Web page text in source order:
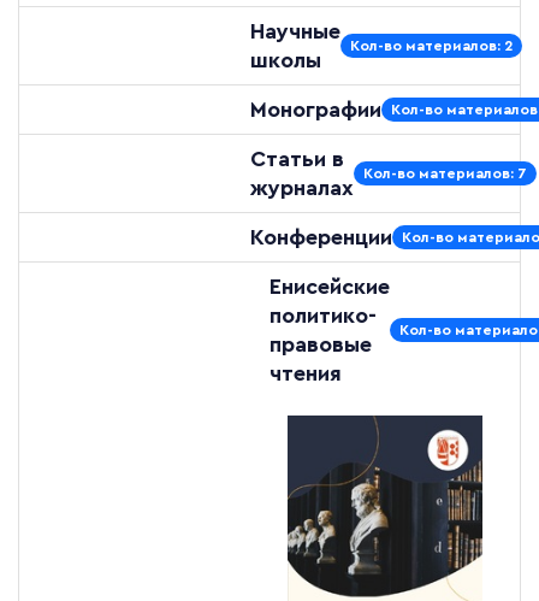
Научные
школы
Кол-во материалов: 2
Монографии Кол-во
Статьи в
журналах
Кол-во материалов: 7
Конференции Кол-во
Енисейские
политико-
правовые
чтения
Кол-во